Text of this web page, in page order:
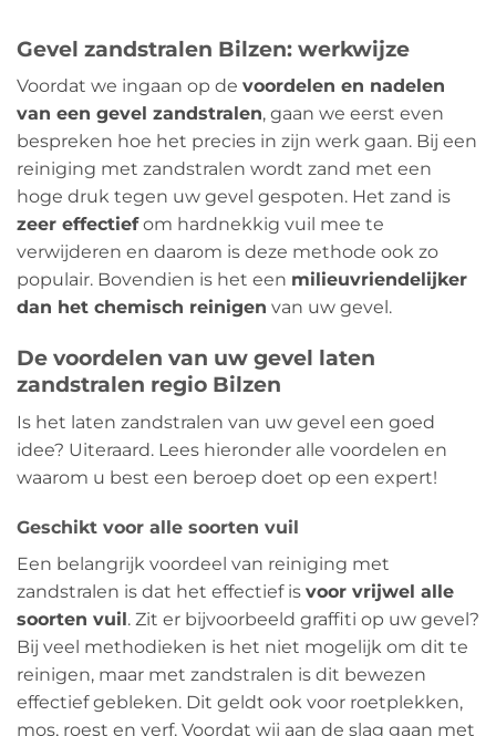
Gevel zandstralen Bilzen: werkwijze
Voordat we ingaan op de voordelen en nadelen
van een gevel zandstralen, gaan we eerst even
bespreken hoe het precies in zijn werk gaan. Bij een
reiniging met zandstralen wordt zand met een
hoge druk tegen uw gevel gespoten. Het zand is
zeer effectiefom hardnekkig vuil mee te
verwijderen en daarom is deze methode ook zo
populair. Bovendien is het een milieuvriendelijker
dan het chemisch reinigen van uw gevel.
De voordelen van uw gevel laten
zandstralen regio Bilzen
Is het laten zandstralen van uw gevel een goed
idee? Uiteraard. Lees hieronder alle voordelen en
waarom u best een beroep doet op een expert!
Geschikt voor alle soorten vuil
Een belangrijk voordeel van reiniging met
zandstralen is dat het effectief is voor vrijwel alle
soorten vuil . Zit er bijvoorbeeld graffiti op uw gevel?
Bij veel methodieken is het niet mogelijk om dit te
reinigen, maar met zandstralen is dit bewezen
effectief gebleken. Dit geldt ook voor roetplekken,
mos, roest en verf. Voordat wij aan de slag gaan met